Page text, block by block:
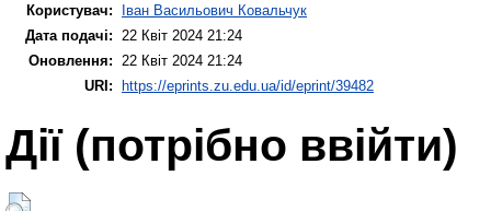
Користувач:
Іван Васильович Ковальчук
Дата подачі:
22 Квіт 2024 21:24
Оновлення:
22 Квіт 2024 21:24
URI: https://eprints.zu.edu.ua/id/eprint/39482
Дії ​​(потрібно ввійти)